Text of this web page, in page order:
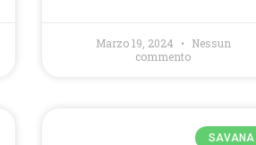
Marzo 19, 2024
Nessun
commento
SAVANA